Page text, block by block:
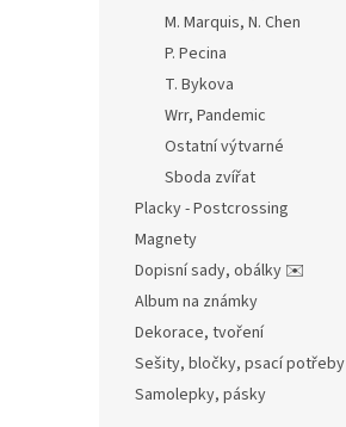
M. Marquis, N. Chen
P. Pecina
T. Bykova
Wrr, Pandemic
Ostatní výtvarné
Sboda zvířat
Placky - Postcrossing
Magnety
Dopisní sady, obálky ✉️
Album na známky
Dekorace, tvoření
Sešity, bločky, psací potřeby
Samolepky, pásky